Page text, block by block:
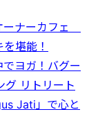
ーナーカフェ
堪能！
でヨガ！バグー
グ リトリート
Jati」で心と